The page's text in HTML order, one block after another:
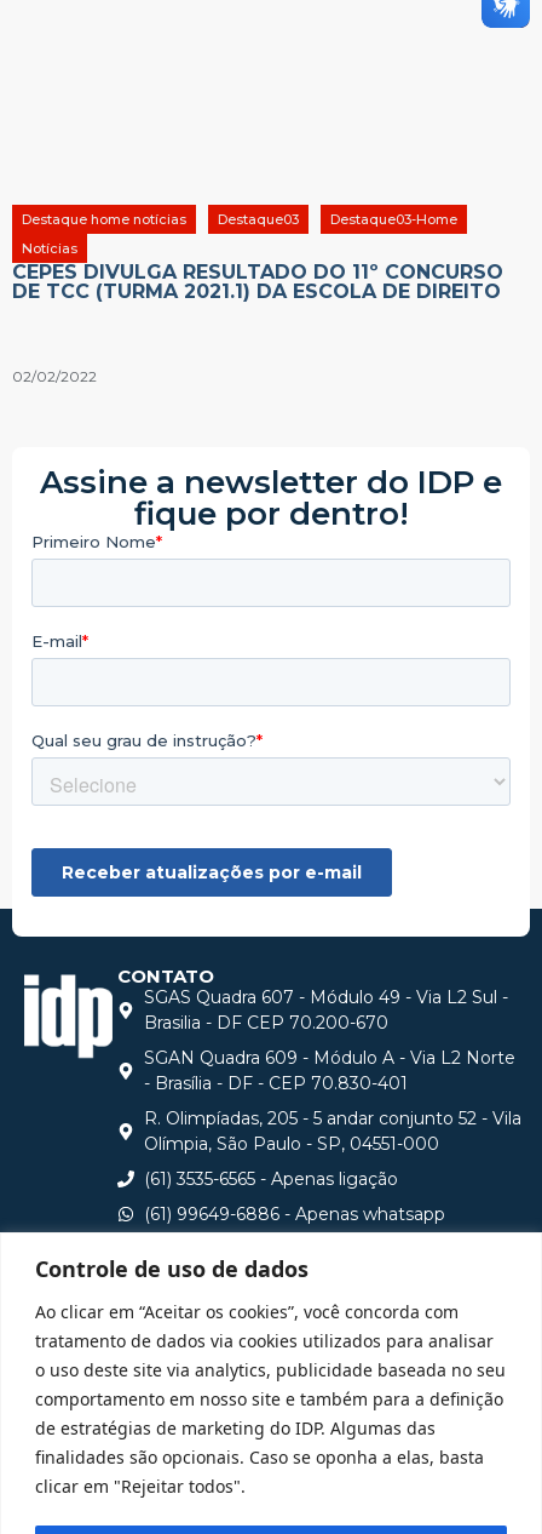
Controle de uso de dados
Ao clicar em “Aceitar os cookies”, você concorda com
tratamento de dados via cookies utilizados para analisar
o uso deste site via analytics, publicidade baseada no seu
comportamento em nosso site e também para a definição
de estratégias de marketing do IDP. Algumas das
finalidades são opcionais. Caso se oponha a elas, basta
clicar em "Rejeitar todos".
Destaque home notícias Destaque03
Destaque03-Home
Notícias
CEPES DIVULGA RESULTADO DO 11º CONCURSO
DE TCC (TURMA 2021.1) DA ESCOLA DE DIREITO
02/02/2022
Assine a newsletter do IDP e
fique por dentro!
CONTATO
SGAS Quadra 607 - Módulo 49 - Via L2 Sul -
Brasilia - DF CEP 70.200-670
SGAN Quadra 609 - Módulo A - Via L2 Norte
- Brasília - DF - CEP 70.830-401
R. Olimpíadas, 205 - 5 andar conjunto 52 - Vila
Olímpia, São Paulo - SP, 04551-000
(61) 3535-6565 - Apenas ligação
(61) 99649-6886 - Apenas whatsapp
Consulte aqui o cadastro da Instituição no Sistema e-
MEC